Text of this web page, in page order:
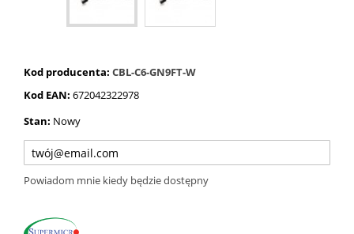
Kod producenta: CBL-C6-GN9FT-W
Kod EAN: 672042322978
Stan: Nowy
Powiadom mnie kiedy będzie dostępny